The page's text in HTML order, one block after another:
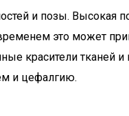
и позы.
это может
красители тканей
и цефалгию.